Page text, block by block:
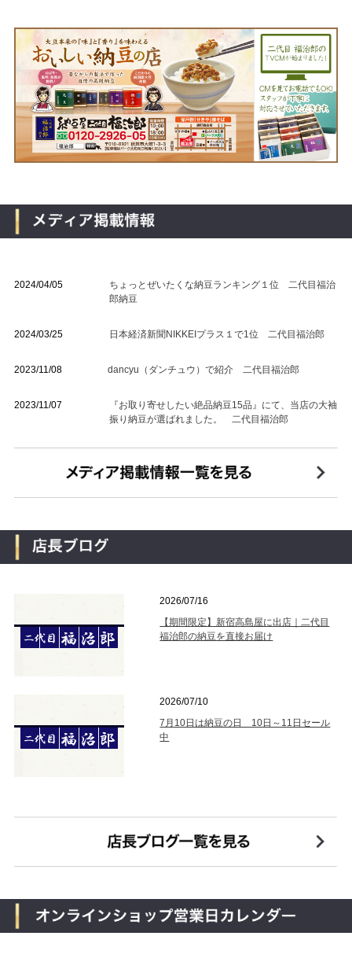
2024/04/05
ちょっとぜいたくな納豆ランキング１位 二代目福治
郎納豆
2024/03/25 日本経済新聞NIKKEIプラス１で1位 二代目福治郎
2023/11/08 dancyu（ダンチュウ）で紹介 二代目福治郎
2023/11/07
『お取り寄せしたい絶品納豆15品』にて、当店の大袖
振り納豆が選ばれました。 二代目福治郎
2026/07/16
【期間限定】新宿高島屋に出店｜二代目
福治郎の納豆を直接お届け
2026/07/10
7月10日は納豆の日 10日～11日セール
中